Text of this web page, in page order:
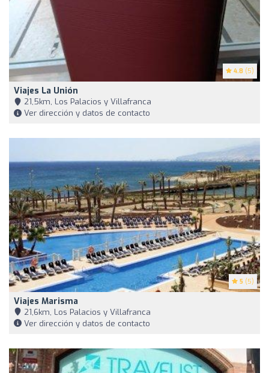
4.8 (5)
Viajes La Unión
21,5km, Los Palacios y Villafranca
Ver dirección y datos de contacto
5 (5)
Viajes Marisma
21,6km, Los Palacios y Villafranca
Ver dirección y datos de contacto